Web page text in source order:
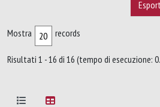
Mostra records
Risultati 1 - 16 di 16 (tempo di esecuzione: